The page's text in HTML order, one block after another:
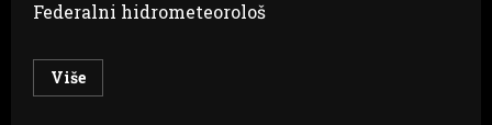
Federalni hidrometeorološ
VišeRead
more